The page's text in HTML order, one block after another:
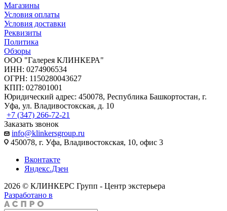
Магазины
Условия оплаты
Условия доставки
Реквизиты
Политика
Обзоры
ООО "Галерея КЛИНКЕРА"
ИНН: 0274906534
ОГРН: 1150280043627
КПП: 027801001
Юридический адрес: 450078, Республика Башкортостан, г.
Уфа, ул. Владивостокская, д. 10
+7 (347) 266-72-21
Заказать звонок
info@klinkersgroup.ru
450078, г. Уфа, Владивостокская, 10, офис 3
Вконтакте
Яндекс.Дзен
2026 © КЛИНКЕРС Групп - Центр экстерьера
Разработано в